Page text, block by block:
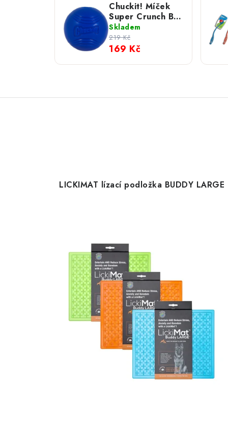
Chuckit! Míček
Super Crunch Ball
Medium
Skladem
169 Kč
219 Kč
LICKIMAT lízací podložka BUDDY LARGE